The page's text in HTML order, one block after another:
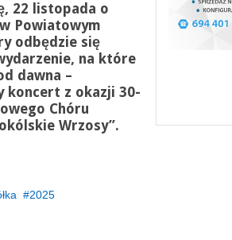
22 listopada o
Powiatowym
odbędzie się
na które
dawna –
koncert z okazji 30-
Chóru
Wrzosy”.
2025